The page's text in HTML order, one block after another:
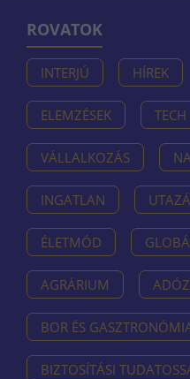
ROVATOK
INTERJÚ HÍREK
ELEMZÉSEK TECH
VÁLLALKOZÁS
INGATLAN
ÉLETMÓD
AGRÁRIUM
BOR ÉS
BIZTOSÍTÁSI